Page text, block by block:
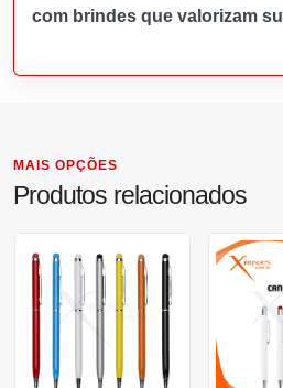
com brindes que valorizam
MAIS OPÇÕES
Produtos relacionados